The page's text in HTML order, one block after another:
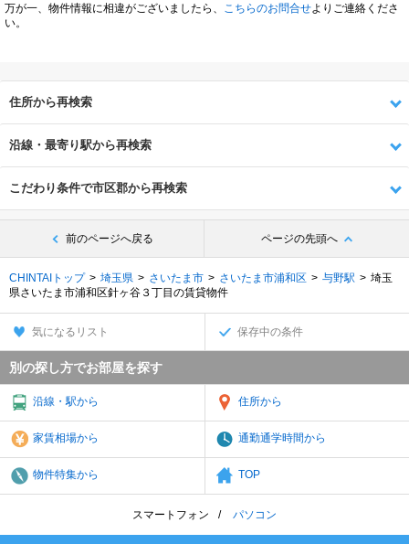
万が一、物件情報に相違がございましたら、
こちらのお問合せよりご連絡くださ
い。
住所から再検索
沿線・最寄り駅から再検索
こだわり条件で市区郡から再検索
前のページへ戻る ページの先頭へ
CHINTAIトップ 埼玉県 さいたま市 さいたま市浦和区 与野駅
埼玉
県さいたま市浦和区針ヶ谷３丁目の賃貸物件
気になるリスト 保存中の条件
別の探し方でお部屋を探す
沿線・駅から 住所から
家賃相場から 通勤通学時間から
物件特集から TOP
スマートフォン パソコン